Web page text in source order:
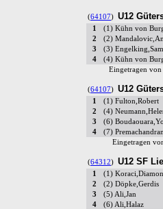
(64107) U12
1 (1) Kühn von
2
(2)
3
(3) Engelking,Sam
4
(4) Kühn von
Eingetragen von
(64107) U12
1 (1) Fulton,Robert
2
(4)
3
(6)
4
(7)
Eingetragen
(64312) U12 SF
1 (1)
2
(2) Döpke,Gerdis
3
(5) Ali,Jan
4
(6) Ali,Halaz